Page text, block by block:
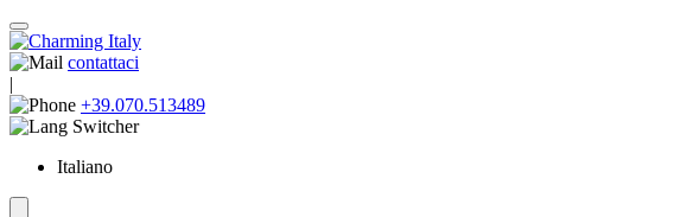
contattaci
|
+39.070.513489
Italiano